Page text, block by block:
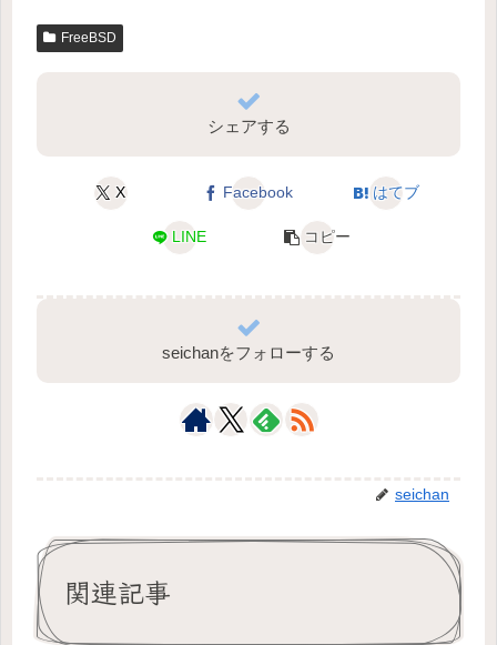
FreeBSD
シェアする
X Facebook はてブ
LINE コピー
seichanをフォローする
seichan
関連記事